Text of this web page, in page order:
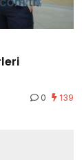
0 139